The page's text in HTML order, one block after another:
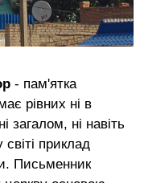
- пам'ятка
рівних ні в
загалом, ні навіть
приклад
Письменник